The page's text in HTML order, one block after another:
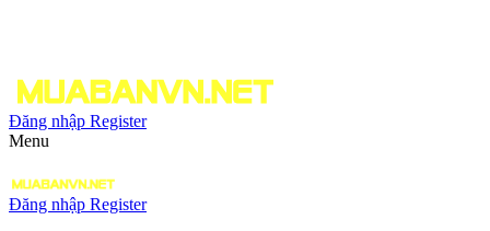
Đăng nhập Register
Menu
Đăng nhập Register